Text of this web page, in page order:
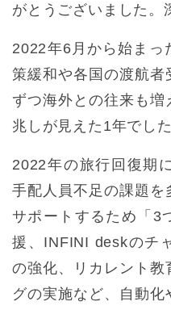
がとうございました。
2022年6月から始まっ
策緩和や各国の渡航者
ずつ海外との往来も増
兆しが見えた1年でした
2022年の旅行回復期
手配人員不足の課題を
サポートするため「3
援、INFINI deskのチ
の強化、リカレント教
グの実施など、自動